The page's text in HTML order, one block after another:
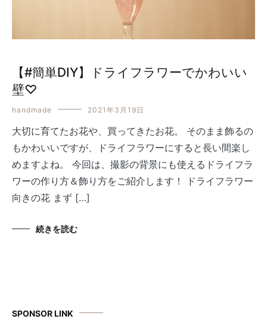
【#簡単DIY】ドライフラワーでかわいい
壁♡
handmade 2021年3月19日
大切に育てたお花や、買ってきたお花。 そのまま飾るの
もかわいいですが、ドライフラワーにすると長い間楽し
めますよね。 今回は、撮影の背景にも使えるドライフラ
ワーの作り方＆飾り方をご紹介します！ ドライフラワー
向きの花 まず […]
続きを読む
SPONSOR LINK